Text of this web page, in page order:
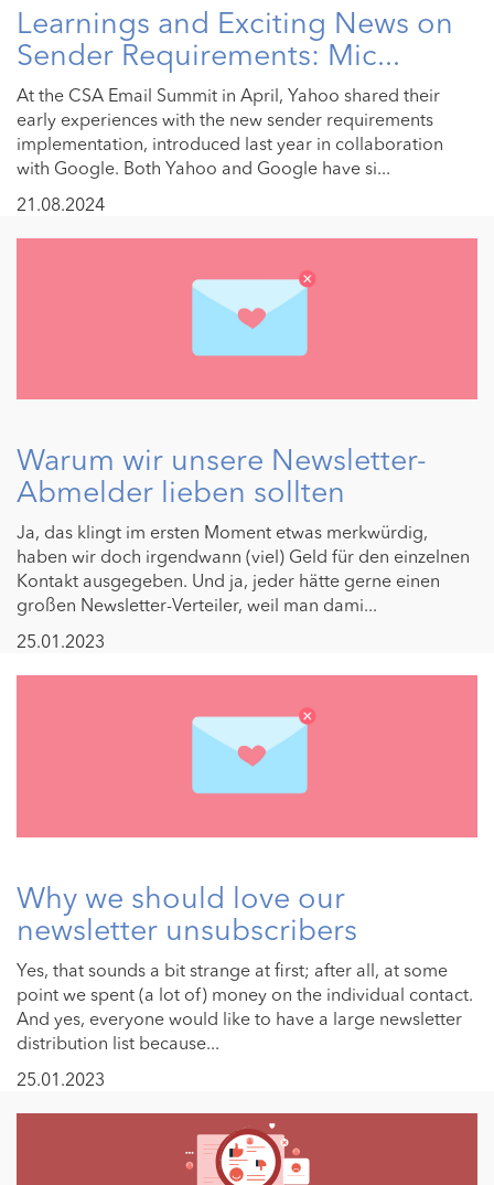
Learnings and Exciting News on
Sender Requirements: Mic...
At the CSA Email Summit in April, Yahoo shared their
early experiences with the new sender requirements
implementation, introduced last year in collaboration
with Google. Both Yahoo and Google have si...
21.08.2024
Warum wir unsere Newsletter-
Abmelder lieben sollten
Ja, das klingt im ersten Moment etwas merkwürdig,
haben wir doch irgendwann (viel) Geld für den einzelnen
Kontakt ausgegeben. Und ja, jeder hätte gerne einen
großen Newsletter-Verteiler, weil man dami...
25.01.2023
Why we should love our
newsletter unsubscribers
Yes, that sounds a bit strange at first; after all, at some
point we spent (a lot of) money on the individual contact.
And yes, everyone would like to have a large newsletter
distribution list because...
25.01.2023